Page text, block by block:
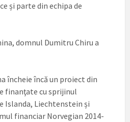
și parte din echipa de
domnul Dumitru Chiru a
încheie încă un proiect din
finanţate cu sprijinul
Islanda, Liechtenstein și
financiar Norvegian 2014-